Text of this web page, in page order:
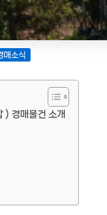
매소식
) 경매물건 소개